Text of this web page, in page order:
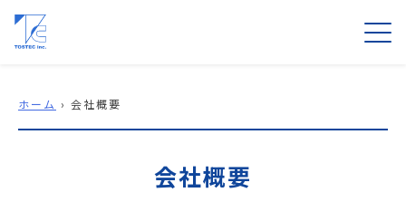
ホーム › 会社概要
会社概要